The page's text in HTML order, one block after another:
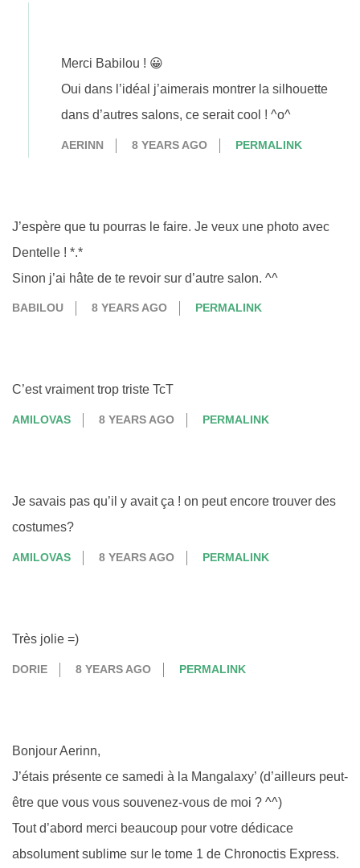
Merci Babilou ! 😀
Oui dans l’idéal j’aimerais montrer la silhouette
dans d’autres salons, ce serait cool ! ^o^
AERINN 8 YEARS AGO PERMALINK
J’espère que tu pourras le faire. Je veux une photo avec
Dentelle ! *.*
Sinon j’ai hâte de te revoir sur d’autre salon. ^^
BABILOU 8 YEARS AGO PERMALINK
C’est vraiment trop triste TcT
AMILOVAS 8 YEARS AGO PERMALINK
Je savais pas qu’il y avait ça ! on peut encore trouver des
costumes?
AMILOVAS 8 YEARS AGO PERMALINK
Très jolie =)
DORIE 8 YEARS AGO PERMALINK
Bonjour Aerinn,
J’étais présente ce samedi à la Mangalaxy’ (d’ailleurs peut-
être que vous vous souvenez-vous de moi ? ^^)
Tout d’abord merci beaucoup pour votre dédicace
absolument sublime sur le tome 1 de Chronoctis Express.